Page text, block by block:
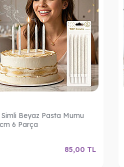
Beyaz Pasta Mumu
6 Parça
85,00 TL